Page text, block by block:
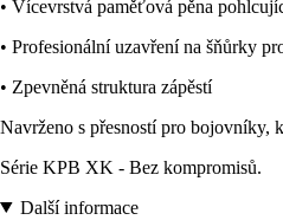
• Vícevrstvá paměťová pěna
• Profesionální uzavření na šňůrky
• Zpevněná struktura zápěstí
Navrženo s přesností pro bojovníky,
Série KPB XK - Bez kompromisů.
Další informace